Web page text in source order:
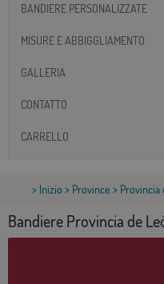
BANDIERE PERSONALIZZATE
MISURE E ABBIGGLIAMENTO
GALLERIA
CONTATTO
CARRELLO
> Inizio > Province > Provincia
Bandiere Provincia de